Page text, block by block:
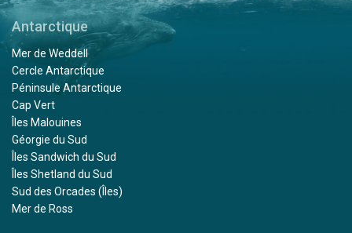
Antarctique
Mer de Weddell
Cercle Antarctique
Péninsule Antarctique
Cap Vert
Îles Malouines
Géorgie du Sud
Îles Sandwich du Sud
Îles Shetland du Sud
Sud des Orcades (Îles)
Mer de Ross